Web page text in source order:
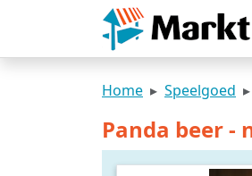
Home Speelgoed
Panda beer -